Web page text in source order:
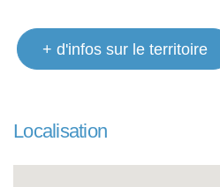
+ d'infos sur le territoire
Localisation